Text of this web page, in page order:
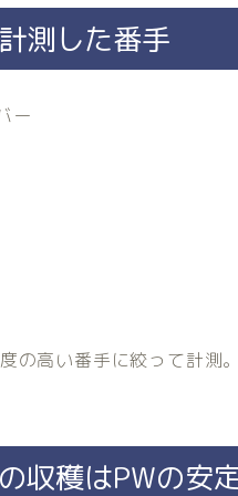
測した番手
ー
の高い番手に絞って計測
収穫はPWの安